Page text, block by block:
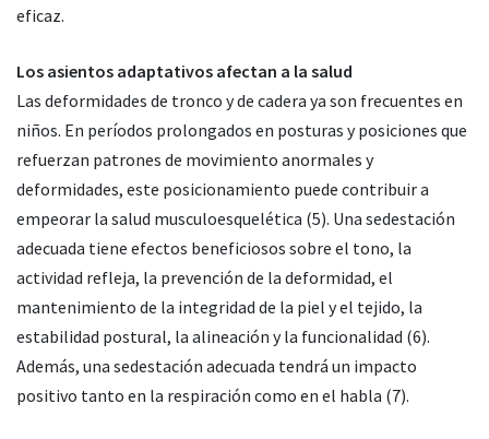
eficaz.
Los asientos adaptativos afectan a la salud
Las deformidades de tronco y de cadera ya son frecuentes en
niños. En períodos prolongados en posturas y posiciones que
refuerzan patrones de movimiento anormales y
deformidades, este posicionamiento puede contribuir a
empeorar la salud musculoesquelética (5). Una sedestación
adecuada tiene efectos beneficiosos sobre el tono, la
actividad refleja, la prevención de la deformidad, el
mantenimiento de la integridad de la piel y el tejido, la
estabilidad postural, la alineación y la funcionalidad (6).
Además, una sedestación adecuada tendrá un impacto
positivo tanto en la respiración como en el habla (7).